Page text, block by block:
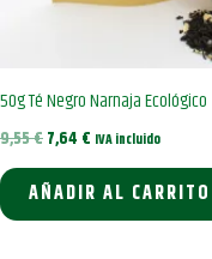
50g Té Negro Narnaja Ecológico
9,55€El
original
era:
9,55 €.
7,64 € El
actual
es:
7,64 €.
IVA incluido
AÑADIR AL CARRITO